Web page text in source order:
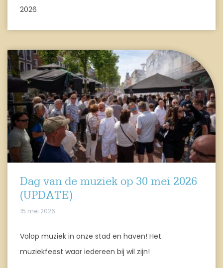
2026
Dag van de muziek op 30 mei 2026
(UPDATE)
15 mei 2026
Volop muziek in onze stad en haven! Het
muziekfeest waar iedereen bij wil zijn!